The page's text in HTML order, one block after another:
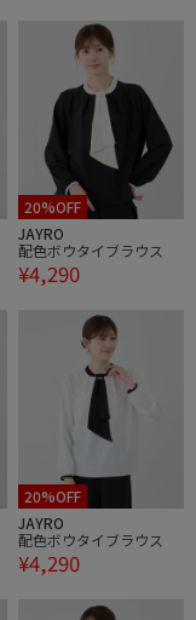
20%OFF
JAYRO
配色ボウタイブラウス
¥4,290
20%OFF
JAYRO
配色ボウタイブラウス
¥4,290